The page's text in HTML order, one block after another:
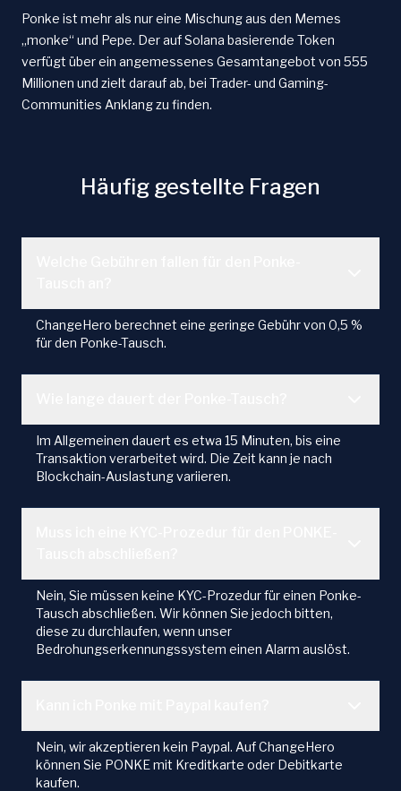
Ponke ist mehr als nur eine Mischung aus den Memes
„monke“ und Pepe. Der auf Solana basierende Token
verfügt über ein angemessenes Gesamtangebot von 555
Millionen und zielt darauf ab, bei Trader- und Gaming-
Communities Anklang zu finden.
Häufig gestellte Fragen
ChangeHero berechnet eine geringe Gebühr von 0,5 %
für den Ponke-Tausch.
Im Allgemeinen dauert es etwa 15 Minuten, bis eine
Transaktion verarbeitet wird. Die Zeit kann je nach
Blockchain-Auslastung variieren.
Nein, Sie müssen keine KYC-Prozedur für einen Ponke-
Tausch abschließen. Wir können Sie jedoch bitten,
diese zu durchlaufen, wenn unser
Bedrohungserkennungssystem einen Alarm auslöst.
Nein, wir akzeptieren kein Paypal. Auf ChangeHero
können Sie PONKE mit Kreditkarte oder Debitkarte
kaufen.